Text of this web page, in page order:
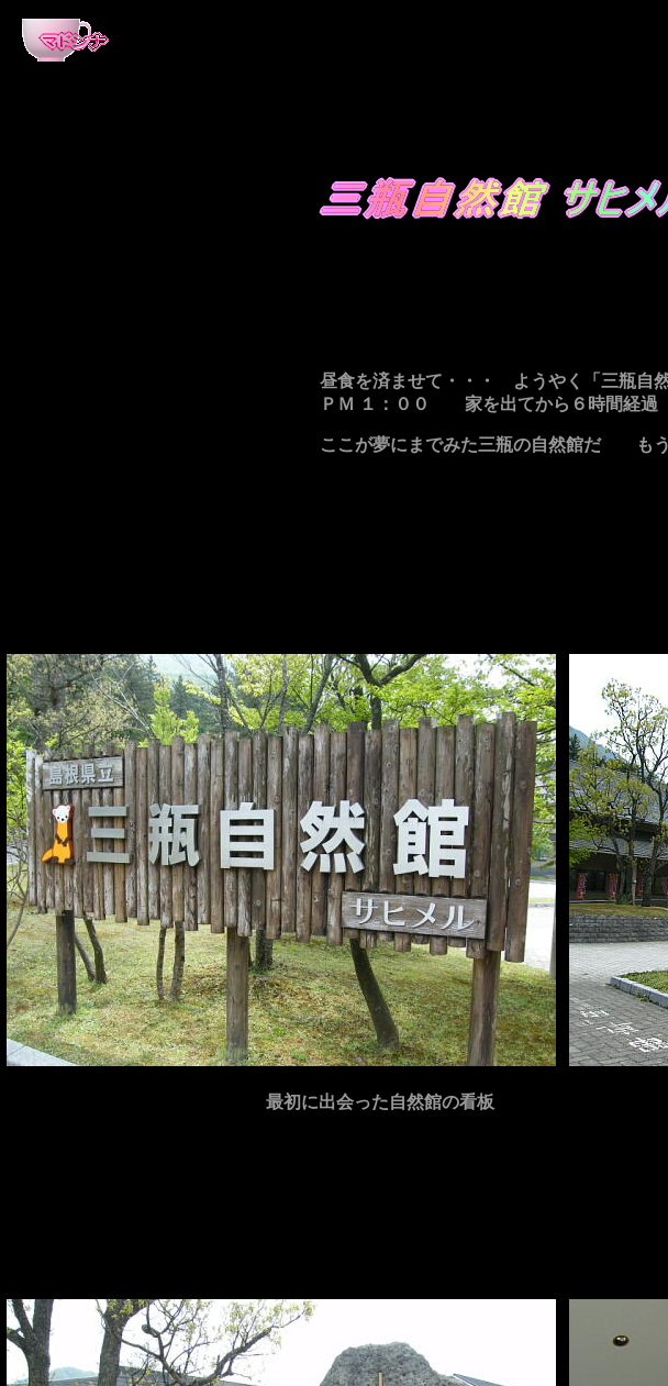
昼食を済ませて・・・ ようやく「三瓶自
ＰＭ １：００ 家を出てから６時間経過
ここが夢にまでみた三瓶の自然館だ も
最初に出会った自然館の看板